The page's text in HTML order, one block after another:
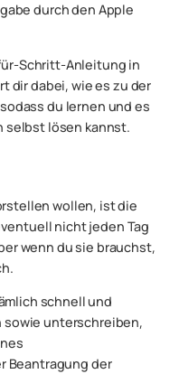
durch den Apple
Schritt-Anleitung in
dir dabei, wie es zu der
du lernen und es
selbst lösen kannst.
wollen, ist die
nicht jeden Tag
wenn du sie brauchst,
schnell und
sowie unterschreiben,
Beantragung der